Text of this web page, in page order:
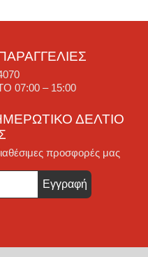
07:00 – 15:00
ΔΕΛΤΊΟ
προσφορές μας